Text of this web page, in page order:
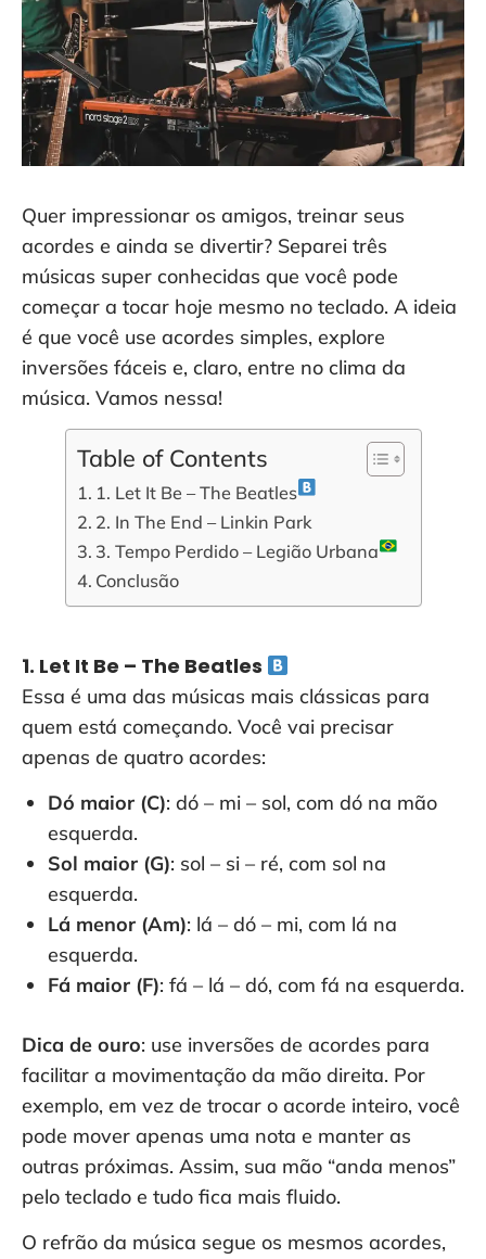
Quer impressionar os amigos, treinar seus
acordes e ainda se divertir? Separei três
músicas super conhecidas que você pode
começar a tocar hoje mesmo no teclado. A ideia
é que você use acordes simples, explore
inversões fáceis e, claro, entre no clima da
música. Vamos nessa!
Table of Contents
1. Let It Be – The Beatles
2. In The End – Linkin Park
3. Tempo Perdido – Legião Urbana
Conclusão
1. Let It Be – The Beatles
Essa é uma das músicas mais clássicas para
quem está começando. Você vai precisar
apenas de quatro acordes:
Dó maior (C): dó – mi – sol, com dó na mão
esquerda.
Sol maior (G): sol – si – ré, com sol na
esquerda.
Lá menor (Am): lá – dó – mi, com lá na
esquerda.
Fá maior (F): fá – lá – dó, com fá na esquerda.
Dica de ouro: use inversões de acordes para
facilitar a movimentação da mão direita. Por
exemplo, em vez de trocar o acorde inteiro, você
pode mover apenas uma nota e manter as
outras próximas. Assim, sua mão “anda menos”
pelo teclado e tudo fica mais fluido.
O refrão da música segue os mesmos acordes,